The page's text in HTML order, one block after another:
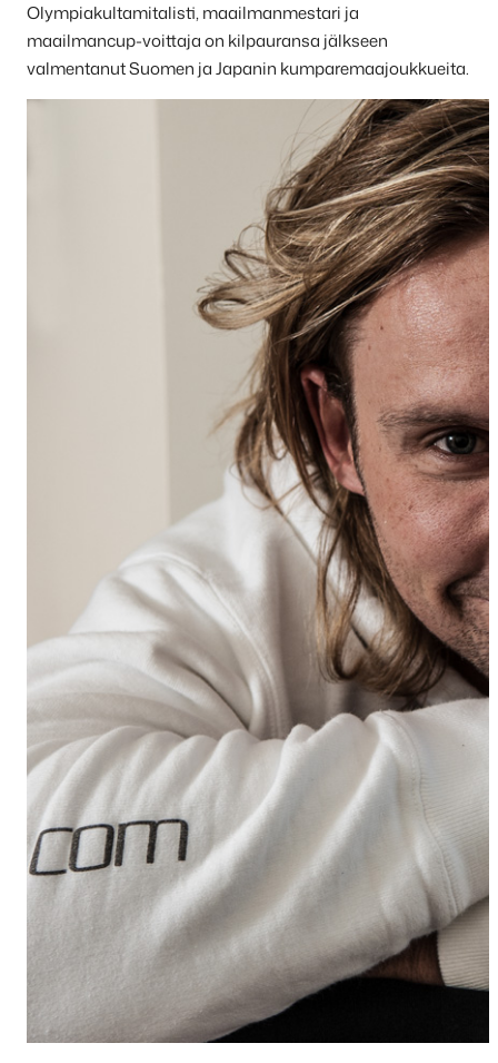
Olympiakultamitalisti, maailmanmestari ja
maailmancup-voittaja on kilpauransa jälkseen
valmentanut Suomen ja Japanin kumparemaajoukkueita.